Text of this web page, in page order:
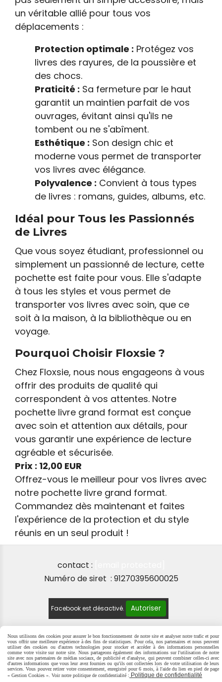
un véritable allié pour tous vos
déplacements :
Protection optimale : Protégez vos
livres des rayures, de la poussière et
des chocs.
Praticité : Sa fermeture par le haut
garantit un maintien parfait de vos
ouvrages, évitant ainsi qu'ils ne
tombent ou ne s'abîment.
Esthétique : Son design chic et
moderne vous permet de transporter
vos livres avec élégance.
Polyvalence : Convient à tous types
de livres : romans, guides, albums, etc.
Idéal pour Tous les Passionnés
de Livres
Que vous soyez étudiant, professionnel ou
simplement un passionné de lecture, cette
pochette est faite pour vous. Elle s'adapte
à tous les styles et vous permet de
transporter vos livres avec soin, que ce
soit à la maison, à la bibliothèque ou en
voyage.
Pourquoi Choisir Floxsie ?
Chez Floxsie, nous nous engageons à vous
offrir des produits de qualité qui
correspondent à vos attentes. Notre
pochette livre grand format est conçue
avec soin et attention aux détails, pour
vous garantir une expérience de lecture
agréable et sécurisée.
Prix : 12,00 EUR
Offrez-vous le meilleur pour vos livres avec
notre pochette livre grand format.
Commandez dès maintenant et faites
l'expérience de la protection et du style
réunis en un seul produit !
contact :
Numéro de siret : 91270395600025
Facebook est désactivé. Autoriser
MENTIONS LÉGALES SE RÉTRACTER
POLITIQUE DE
CONFIDENTIALITÉ
GESTION COOKIES
MON COMPTE
CRÉER UN SITE INTERNET
Nous utilisons des cookies pour assurer le bon fonctionnement de notre site et analyser notre trafic et pour
vous offrir une meilleure expérience à des fins de statistiques. Pour cela, nos partenaires et nous peuvent
utiliser des cookies ou d'autres technologies pour stocker et accéder à des informations personnelles
comme votre visite sur notre site. Nous partageons également des informations sur l'utilisation de notre
site avec nos partenaires de médias sociaux, de publicité et d'analyse, qui peuvent combiner celles-ci avec
d'autres informations que vous leur avez fournies ou qu'ils ont collectées lors de votre utilisation de leurs
services. Vous pouvez retirer votre consentement, enregistré pour 6 mois, à l'aide du lien en pied de page
« Gestion Cookies ». Voir notre politique de confidentialité : Politique de confidentialité